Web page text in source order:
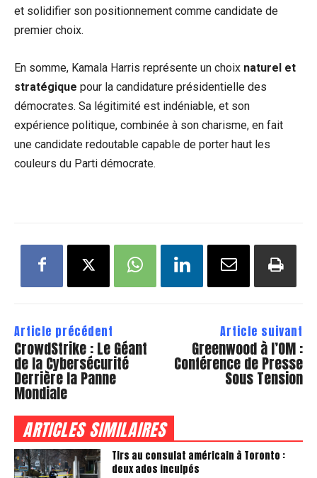
et solidifier son positionnement comme candidate de
premier choix.
En somme, Kamala Harris représente un choix naturel et
stratégique pour la candidature présidentielle des
démocrates. Sa légitimité est indéniable, et son
expérience politique, combinée à son charisme, en fait
une candidate redoutable capable de porter haut les
couleurs du Parti démocrate.
Article précédent
CrowdStrike : Le Géant
de la Cybersécurité
Derrière la Panne
Mondiale
Article suivant
Greenwood à l’OM :
Conférence de Presse
Sous Tension
ARTICLES SIMILAIRES
Tirs au consulat américain à Toronto :
deux ados inculpés